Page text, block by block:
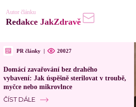
Autor článku
Redakce JakZdravě
PR články | 20027
Domácí zavařování bez drahého
vybavení: Jak úspěšně sterilovat v troubě,
myčce nebo mikrovlnce
ČÍST DÁLE